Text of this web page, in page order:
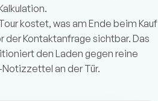
kostet, was am Ende beim Kauf
der Kontaktanfrage sichtbar. Das
den Laden gegen reine
an der Tür.